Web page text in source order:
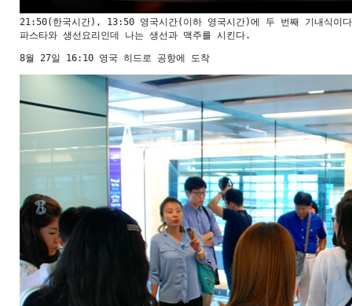
21:50(한국시간), 13:50 영국시간(이하 영국시간)에 두 번째 기내식이다
파스타와 생선요리인데 나는 생선과 맥주를 시킨다.
8월 27일 16:10 영국 히드로 공항에 도착